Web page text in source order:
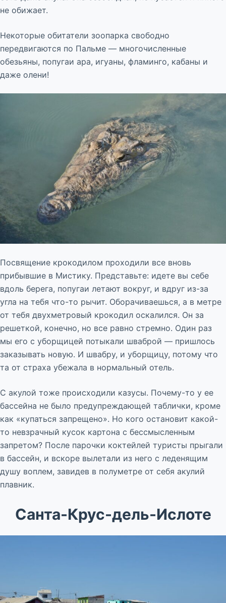
не обижает.
Некоторые обитатели зоопарка свободно
передвигаются по Пальме — многочисленные
обезьяны, попугаи ара, игуаны, фламинго, кабаны и
даже олени!
Посвящение крокодилом проходили все вновь
прибывшие в Мистику. Представьте: идете вы себе
вдоль берега, попугаи летают вокруг, и вдруг из-за
угла на тебя что-то рычит. Оборачиваешься, а в метре
от тебя двухметровый крокодил оскалился. Он за
решеткой, конечно, но все равно стремно. Один раз
мы его с уборщицей потыкали шваброй — пришлось
заказывать новую. И швабру, и уборщицу, потому что
та от страха убежала в нормальный отель.
С акулой тоже происходили казусы. Почему-то у ее
бассейна не было предупреждающей таблички, кроме
как «купаться запрещено». Но кого остановит какой-
то невзрачный кусок картона с бессмысленным
запретом? После парочки коктейлей туристы прыгали
в бассейн, и вскоре вылетали из него с леденящим
душу воплем, завидев в полуметре от себя акулий
плавник.
Санта-Крус-дель-Ислоте